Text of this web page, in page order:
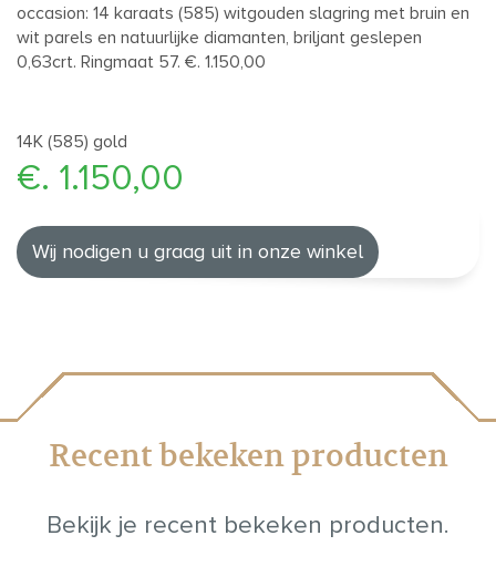
occasion: 14 karaats (585) witgouden slagring met bruin en
wit parels en natuurlijke diamanten, briljant geslepen
0,63crt. Ringmaat 57. €. 1.150,00
14K (585) gold
€. 1.150,00
Wij nodigen u graag uit in onze winkel
Recent bekeken producten
Bekijk je recent bekeken producten.